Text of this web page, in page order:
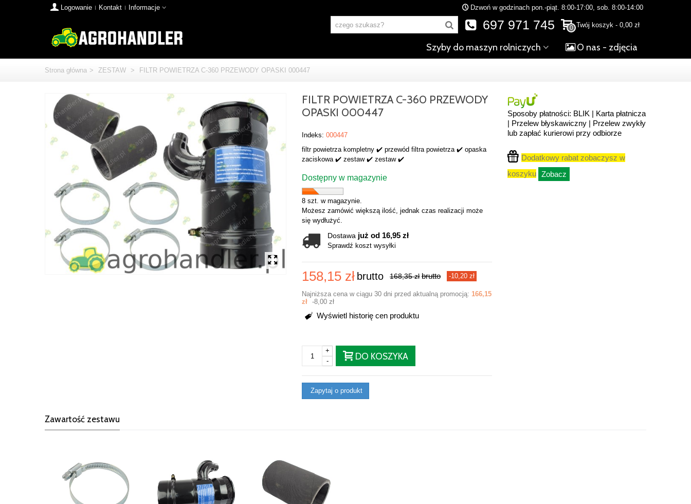
Logowanie Kontakt Informacje Dzwoń w godzinach pon.-piąt. 8:00-17:00, sob. 8:00-14:00
0 Twój koszyk - 0,00 zł
697 971 745
Szyby do maszyn rolniczych O nas - zdjęcia
Strona główna > ZESTAW > FILTR POWIETRZA C-360 PRZEWODY OPASKI 000447
FILTR POWIETRZA C-360 PRZEWODY
OPASKI 000447
Indeks: 000447
filtr powietrza kompletny ✔️ przewód filtra powietrza ✔️ opaska
zaciskowa ✔️ zestaw ✔️ zestaw ✔️
Dostępny w magazynie
8 szt. w magazynie.
Możesz zamówić większą ilość, jednak czas realizacji może
się wydłużyć.
Dostawa już od 16,95 zł
Sprawdź koszt wysyłki
158,15 zł brutto 168,35 zł brutto -10,20 zł
Najniższa cena w ciągu 30 dni przed aktualną promocją: 166,15
zł -8,00 zł
Wyświetl historię cen produktu
-
+
DO KOSZYKA
Zapytaj o produkt
Sposoby płatności: BLIK | Karta płatnicza
| Przelew błyskawiczny | Przelew zwykły
lub zapłać kurierowi przy odbiorze
Dodatkowy rabat zobaczysz w
koszyku Zobacz
Zawartość zestawu